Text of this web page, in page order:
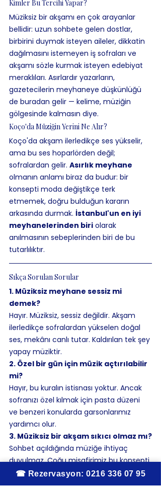
Kimler Bu Tercihi Yapar?
Müziksiz bir akşamı en çok arayanlar
bellidir: uzun sohbete gelen dostlar,
birbirini duymak isteyen aileler, dikkatin
dağılmasını istemeyen iş sofraları ve
akşamı sözle kurmak isteyen edebiyat
meraklıları. Asırlardır yazarların,
gazetecilerin meyhaneye düşkünlüğü
de buradan gelir — kelime, müziğin
gölgesinde kalmasın diye.
Koço'da Müziğin Yerini Ne Alır?
Koço'da akşam ilerledikçe ses yükselir,
ama bu ses hoparlörden değil;
sofralardan gelir. Asırlık meyhane
olmanın anlamı biraz da budur: bir
konsepti moda değiştikçe terk
etmemek, doğru bulduğun kararın
arkasında durmak. İstanbul'un en iyi
meyhanelerinden biri olarak
anılmasının sebeplerinden biri de bu
tutarlılıktır.
Sıkça Sorulan Sorular
1. Müziksiz meyhane sessiz mi
demek?
Hayır. Müziksiz, sessiz değildir. Akşam
ilerledikçe sofralardan yükselen doğal
ses, mekânı canlı tutar. Kaldırılan tek şey
yapay müziktir.
2. Özel bir gün için müzik açtırılabilir
mi?
Hayır, bu kuralın istisnası yoktur. Ancak
sofranızı özel kılmak için pasta düzeni
ve benzeri konularda garsonlarımız
yardımcı olur.
3. Müziksiz bir akşam sıkıcı olmaz mı?
Sohbet açıldığında müziğe ihtiyaç
duyulmaz. Çoğu misafirimiz bu konsepti
bir kez yaşadıktan sonra tercih eder
hâle geliyor.